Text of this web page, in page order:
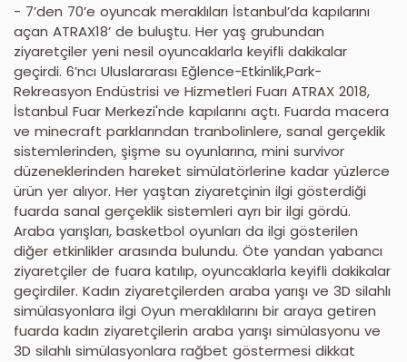
- 7’den 70’e oyuncak meraklıları İstanbul’da kapılarını
açan ATRAX18’ de buluştu. Her yaş grubundan
ziyaretçiler yeni nesil oyuncaklarla keyifli dakikalar
geçirdi. 6’ncı Uluslararası Eğlence-Etkinlik,Park-
Rekreasyon Endüstrisi ve Hizmetleri Fuarı ATRAX 2018,
İstanbul Fuar Merkezi'nde kapılarını açtı. Fuarda macera
ve minecraft parklarından tranbolinlere, sanal gerçeklik
sistemlerinden, şişme su oyunlarına, mini survivor
düzeneklerinden hareket simülatörlerine kadar yüzlerce
ürün yer alıyor. Her yaştan ziyaretçinin ilgi gösterdiği
fuarda sanal gerçeklik sistemleri ayrı bir ilgi gördü.
Araba yarışları, basketbol oyunları da ilgi gösterilen
diğer etkinlikler arasında bulundu. Öte yandan yabancı
ziyaretçiler de fuara katılıp, oyuncaklarla keyifli dakikalar
geçirdiler. Kadın ziyaretçilerden araba yarışı ve 3D silahlı
simülasyonlara ilgi Oyun meraklılarını bir araya getiren
fuarda kadın ziyaretçilerin araba yarışı simülasyonu ve
3D silahlı simülasyonlara rağbet göstermesi dikkat